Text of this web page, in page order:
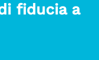
fiducia a